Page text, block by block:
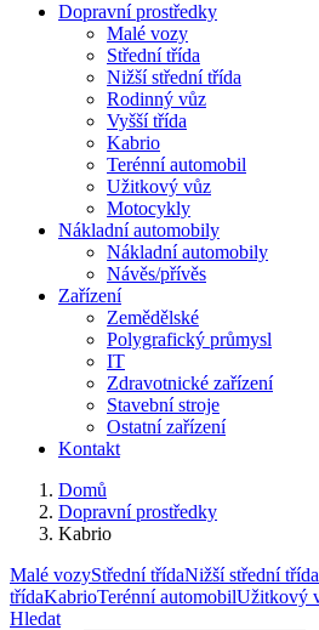
Dopravní prostředky
Malé vozy
Střední třída
Nižší střední třída
Rodinný vůz
Vyšší třída
Kabrio
Terénní automobil
Užitkový vůz
Motocykly
Nákladní automobily
Nákladní automobily
Návěs/přívěs
Zařízení
Zemědělské
Polygrafický průmysl
IT
Zdravotnické zařízení
Stavební stroje
Ostatní zařízení
Kontakt
Domů
Dopravní prostředky
Kabrio
Malé vozyStřední třídaNižší střední třída
třídaKabrioTerénní automobilUžitkový
Hledat